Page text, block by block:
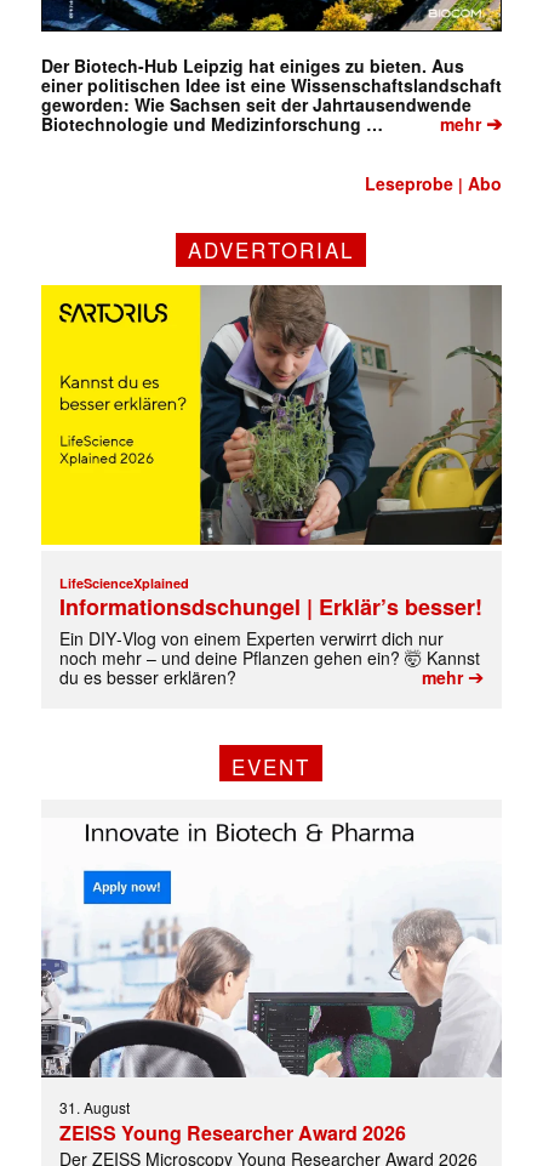
Der Biotech-Hub Leipzig hat einiges zu bieten. Aus
einer politischen Idee ist eine Wissenschaftslandschaft
geworden: Wie Sachsen seit der Jahrtausendwende
Biotechnologie und Medizinforschung …
mehr➔
Leseprobe |Abo
ADVERTORIAL
LifeScienceXplained
Informationsdschungel | Erklär’s besser!
Ein DIY‑Vlog von einem Experten verwirrt dich nur
noch mehr – und deine Pflanzen gehen ein? 🤯 Kannst
du es besser erklären?
mehr➔
EVENT
31. August
ZEISS Young Researcher Award 2026
Der ZEISS Microscopy Young Researcher Award 2026